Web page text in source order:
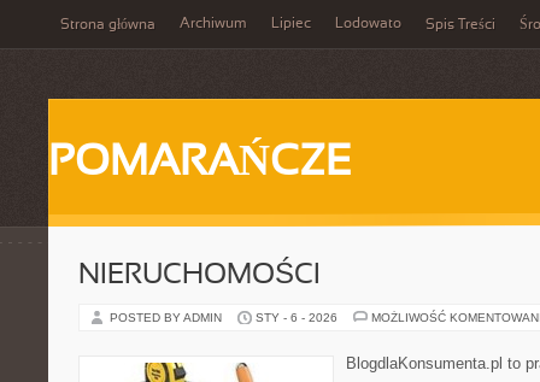
Strona główna Archiwum Lipiec Lodowato Spis Treści
POMARAŃCZE
NIERUCHOMOŚCI
POSTED BY ADMIN STY - 6 - 2026 MOŻLIWOŚĆ
BlogdlaKonsumenta.pl to